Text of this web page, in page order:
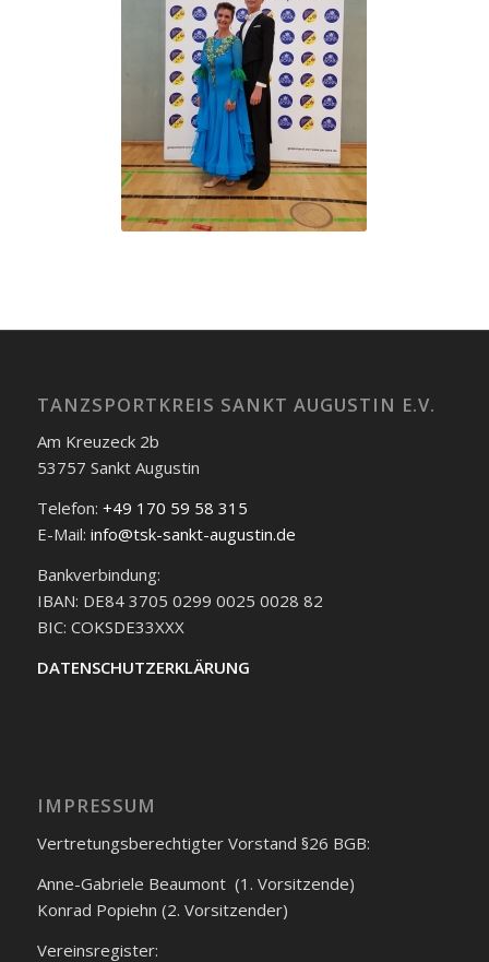
TANZSPORTKREIS SANKT AUGUSTIN E.V.
Am Kreuzeck 2b
53757 Sankt Augustin
Telefon: +49 170 59 58 315
E-Mail: info@tsk-sankt-augustin.de
Bankverbindung:
IBAN: DE84 3705 0299 0025 0028 82
BIC: COKSDE33XXX
DATENSCHUTZERKLÄRUNG
IMPRESSUM
Vertretungsberechtigter Vorstand §26 BGB:
Anne-Gabriele Beaumont (1. Vorsitzende)
Konrad Popiehn (2. Vorsitzender)
Vereinsregister: